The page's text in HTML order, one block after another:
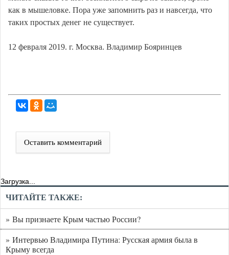
как в мышеловке. Пора уже запомнить раз и навсегда, что
таких простых денег не существует.
12 февраля 2019. г. Москва. Владимир Бояринцев
Оставить комментарий
Загрузка...
ЧИТАЙТЕ ТАКЖЕ:
» Вы признаете Крым частью России?
» Интервью Владимира Путина: Русская армия была в
Крыму всегда